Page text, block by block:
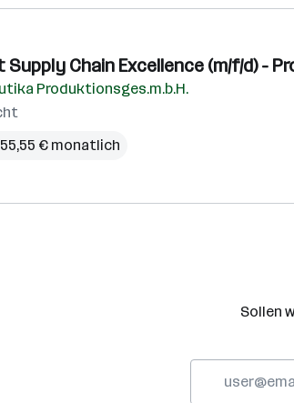
Supply Chain Excellence (m/f/d) -
Produktionsges.m.b.H.
€ monatlich
Sollen